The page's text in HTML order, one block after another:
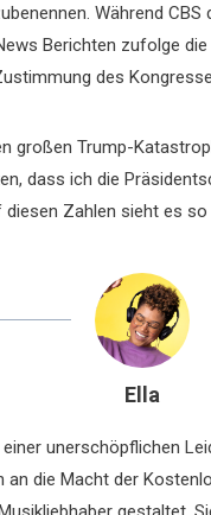
Während
Berichten zufolge
des
großen Trump-
dass ich die
Zahlen sieht es
Ella
unerschöpflichen
an die Macht der